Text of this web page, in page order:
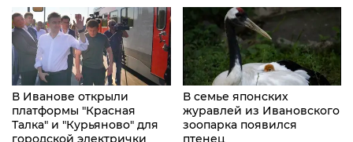
В Иванове открыли
платформы "Красная
Талка" и "Курьяново" для
В семье японских
журавлей из Ивановского
зоопарка появился